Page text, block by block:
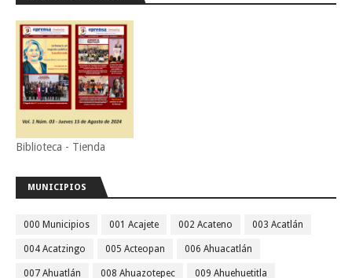
Biblioteca - Tienda
MUNICIPIOS
000 Municipios 001 Acajete 002 Acateno 003 Acatlán
004 Acatzingo 005 Acteopan 006 Ahuacatlán
007 Ahuatlán 008 Ahuazotepec 009 Ahuehuetitla